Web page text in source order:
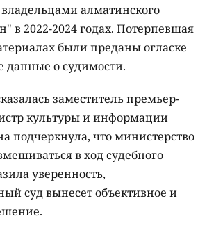
алматинского
в 2022-2024 годах. Потерпевшая
были преданы огласке
данные о судимости.
заместитель премьер-
культуры и информации
подчеркнула, что министерство
в ход судебного
уверенность,
суд вынесет объективное и